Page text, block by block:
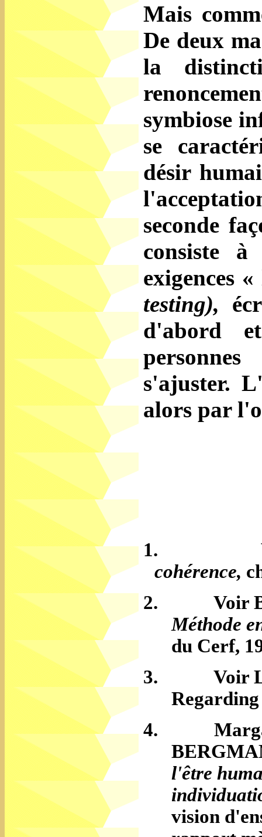
Mais
De deux
la
symbiose
se
désir
seconde
consiste
exigences
testing),
d'abord
s'ajuster.
alors par
1.
cohérence,
2.
Voir
Méthode
du Cerf,
3.
Voir
4.
l'être
vision